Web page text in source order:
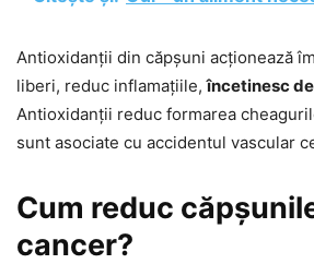
Antioxidanții din căpșuni acționează
liberi, reduc inflamațiile,încetinesc
Antioxidanții reduc formarea
sunt asociate cu accidentul vascular
Cum reduc
cancer?